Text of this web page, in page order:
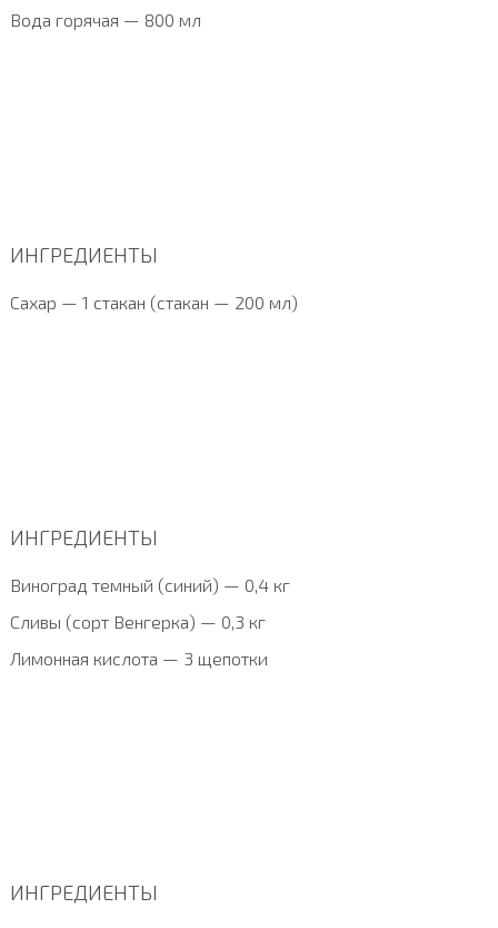
Вода горячая — 800 мл
ИНГРЕДИЕНТЫ
Сахар — 1 стакан (стакан — 200 мл)
ИНГРЕДИЕНТЫ
Виноград темный (синий) — 0,4 кг
Сливы (сорт Венгерка) — 0,3 кг
Лимонная кислота — 3 щепотки
ИНГРЕДИЕНТЫ